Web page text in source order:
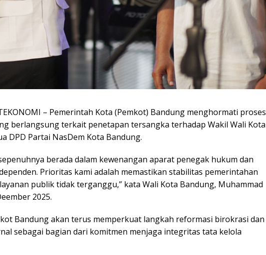
– Pemerintah Kota (Pemkot) Bandung menghormati proses
berlangsung terkait penetapan tersangka terhadap Wakil Wali Kota
DPD Partai NasDem Kota Bandung.
berada dalam kewenangan aparat penegak hukum dan
Prioritas kami adalah memastikan stabilitas pemerintahan
publik tidak terganggu,” kata Wali Kota Bandung, Muhammad
2025.
Bandung akan terus memperkuat langkah reformasi birokrasi dan
sebagai bagian dari komitmen menjaga integritas tata kelola